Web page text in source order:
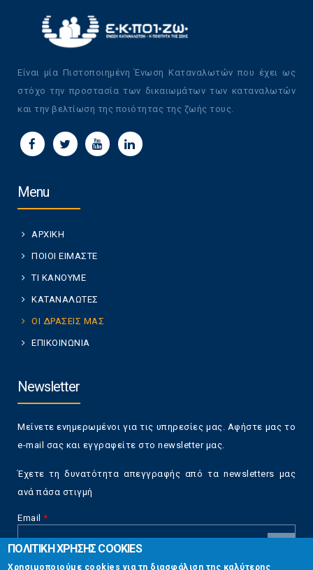
Είναι μία Πιστοποιημένη Ένωση Καταναλωτών που έχει ως
στόχο την προστασία των δικαιωμάτων των καταναλωτών
και την βελτίωση της ποιότητας της ζωής τους.
Menu
ΑΡΧΙΚΗ
ΠΟΙΟΙ ΕΙΜΑΣΤΕ
ΤΙ ΚΑΝΟΥΜΕ
ΚΑΤΑΝΑΛΩΤΕΣ
ΟΙ ΔΡΑΣΕΙΣ ΜΑΣ
ΕΠΙΚΟΙΝΩΝΙΑ
Newsletter
Μείνετε ενημερωμένοι για τις υπηρεσίες μας. Αφήστε μας το
e-mail σας και εγγραφείτε στο newsletter μας.
Έχετε τη δυνατότητα απεγγραφής από τα newsletters μας
ανά πάσα στιγμή
Email *
CAPTCHA
ΠΟΛΙΤΙΚΗ ΧΡΗΣΗΣ COOKIES
Χρησιμοποιούμε cookies για τη διασφάλιση της καλύτερης